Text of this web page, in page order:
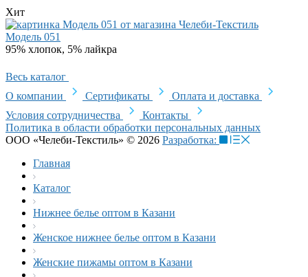
Хит
Модель 051
95% хлопок, 5% лайкра
Весь каталог
О компании
Сертификаты
Оплата и доставка
Условия сотрудничества
Контакты
Политика в области обработки персональных данных
ООО «Челеби-Текстиль» © 2026 Разработка:
Главная
Каталог
Нижнее белье оптом в Казани
Женское нижнее белье оптом в Казани
Женские пижамы оптом в Казани